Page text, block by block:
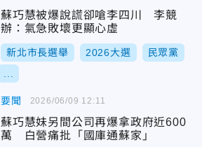
蘇巧慧被爆說謊卻嗆李四川 李競
辦：氣急敗壞更顯心虛
新北市長選舉 2026大選 民眾黨
要聞
蘇巧慧妹另間公司再爆拿政府近600
萬 白營痛批「國庫通蘇家」
2026/06/09 12:11